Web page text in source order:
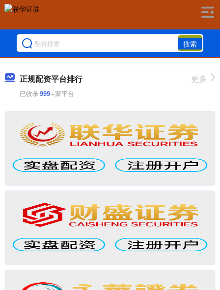
搜索
正规配资平台排行
已收录999+家平台
更多